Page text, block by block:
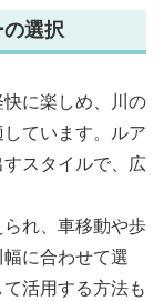
選択
に楽しめ、川の
ています。ルア
スタイルで、広
れ、車移動や歩
に合わせて選
活用する方法も